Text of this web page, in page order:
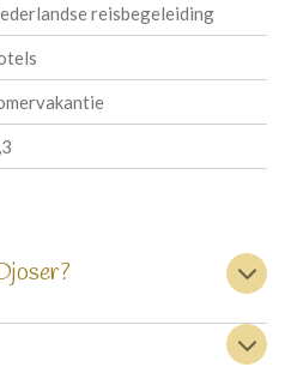
reisbegeleiding